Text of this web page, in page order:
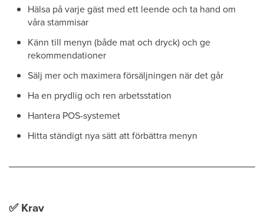
Hälsa på varje gäst med ett leende och ta hand om
våra stammisar
Känn till menyn (både mat och dryck) och ge
rekommendationer
Sälj mer och maximera försäljningen när det går
Ha en prydlig och ren arbetsstation
Hantera POS-systemet
Hitta ständigt nya sätt att förbättra menyn
✅Krav